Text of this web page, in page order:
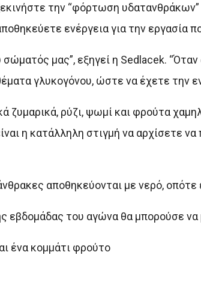
την “φόρτωση
ενέργεια για την εργασία
σώματός μας”, εξηγεί η Sedlacek.
γλυκογόνου, ώστε να έχετε την
ρύζι, ψωμί και φρούτα
η κατάλληλη στιγμή να αρχίσετε
αποθηκεύονται με νερό, οπότε
εβδομάδας του αγώνα θα μπορούσε να
ένα κομμάτι φρούτο